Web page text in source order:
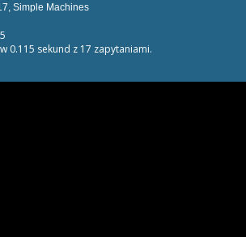
Simple Machines
0.115 sekund z 17 zapytaniami.